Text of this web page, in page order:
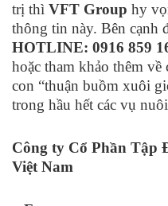
trị thì VFT Group hy
thông tin này. Bên cạnh
HOTLINE: 0916 859
hoặc tham khảo thêm về
con “thuận buồm xuôi
trong hầu hết các vụ
Công ty Cổ Phần Tập
Việt Nam